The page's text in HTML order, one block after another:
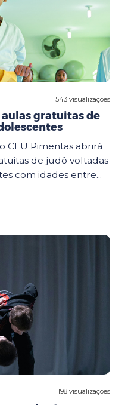
543 visualizações
aulas gratuitas de
CEU Pimentas abrirá
de judô voltadas
com idades entre...
198 visualizações